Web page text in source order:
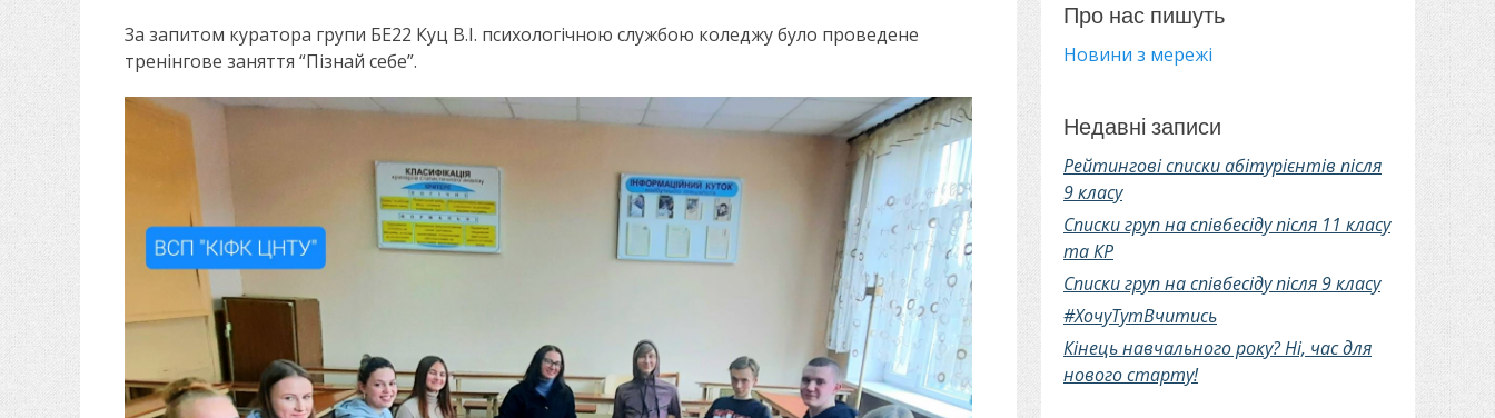
у
б
л
і
о
р
За запитом куратора групи БЕ22 Куц В.І. психологічною службою коледжу було проведене
тренінгове заняття “Пізнай себе”.
Про нас пишуть
Новини з мережі
Недавні записи
Рейтингові списки абітурієнтів після
9 класу
Списки груп на співбесіду після 11 класу
та КР
Списки груп на співбесіду після 9 класу
#ХочуТутВчитись
Кінець навчального року? Ні, час для
нового старту!